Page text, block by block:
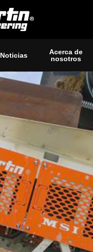
Noticias
Acerca de
nosotros